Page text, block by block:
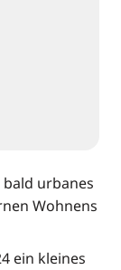
bald urbanes
Wohnens
ein kleines